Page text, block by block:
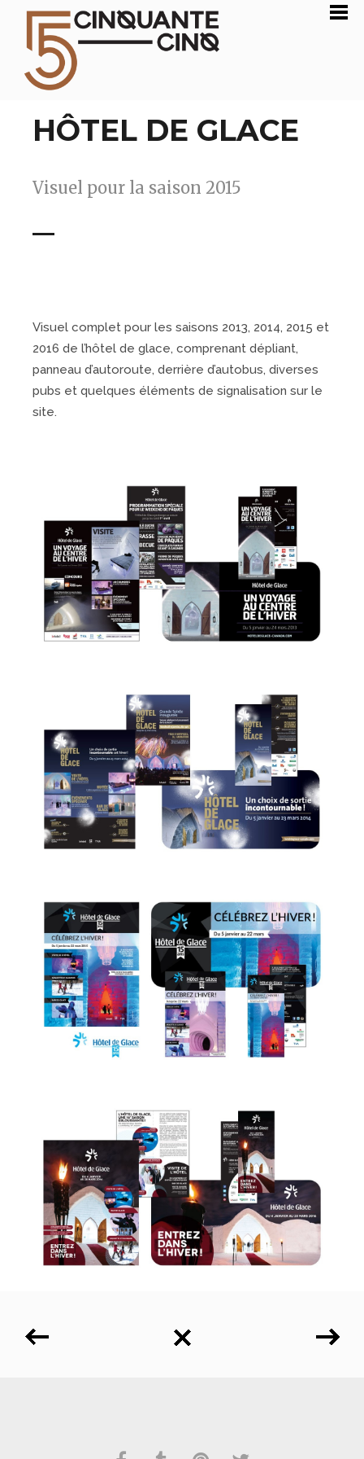
HÔTEL DE GLACE
Visuel pour la saison 2015
Visuel complet pour les saisons 2013, 2014, 2015 et
2016 de l’hôtel de glace, comprenant dépliant,
panneau d’autoroute, derrière d’autobus, diverses
pubs et quelques éléments de signalisation sur le
site.